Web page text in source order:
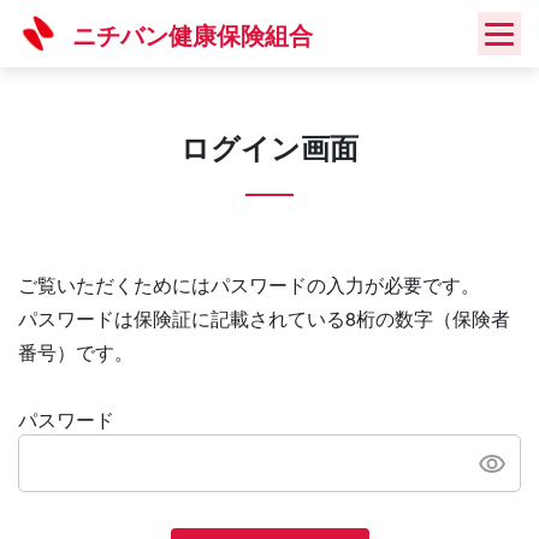
Skip
ニチバン健康保険組合
ログイン画面
ご覧いただくためにはパスワードの入力が必要です。
パスワードは保険証に記載されている8桁の数字（保険者
番号）です。
パスワード